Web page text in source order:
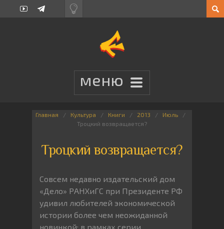
Главная Культура Книги 2013
Июль
Троцкий возвращается?
Троцкий возвращается?
Совсем недавно издательский дом
«Дело» РАНХиГС при Президенте РФ
удивил любителей экономической
истории более чем неожиданной
новинкой: в рамках серии